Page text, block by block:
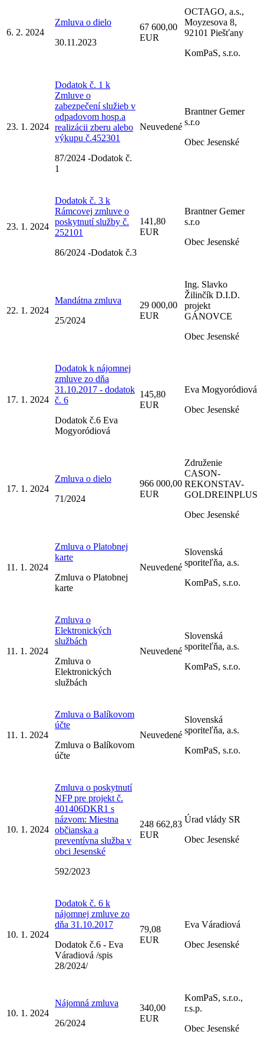
6. 2. 2024
Zmluva o dielo
30.11.2023
67 600,00
EUR
OCTAGO, a.s.,
Moyzesova 8,
92101 Piešťany
KomPaS, s.r.o.
23. 1. 2024
Dodatok č. 1 k
Zmluve o
zabezpečení služieb v
odpadovom hosp.a
realizácii zberu alebo
výkupu č.452301
87/2024 -Dodatok č.
1
Neuvedené
Brantner Gemer
s.r.o
Obec Jesenské
23. 1. 2024
Dodatok č. 3 k
Rámcovej zmluve o
poskytnutí služby č.
252101
86/2024 -Dodatok č.3
141,80
EUR
Brantner Gemer
s.r.o
Obec Jesenské
22. 1. 2024
Mandátna zmluva
25/2024
29 000,00
EUR
Ing. Slavko
Žilinčík D.I.D.
projekt
GÁNOVCE
Obec Jesenské
17. 1. 2024
Dodatok k nájomnej
zmluve zo dňa
31.10.2017 - dodatok
č. 6
Dodatok č.6 Eva
Mogyoródiová
145,80
EUR
Eva Mogyoródiová
Obec Jesenské
17. 1. 2024
Zmluva o dielo
71/2024
966 000,00
EUR
Združenie
CASON-
REKONSTAV-
GOLDREINPLUS
Obec Jesenské
11. 1. 2024
Zmluva o Platobnej
karte
Zmluva o Platobnej
karte
Neuvedené
Slovenská
sporiteľňa, a.s.
KomPaS, s.r.o.
11. 1. 2024
Zmluva o
Elektronických
službách
Zmluva o
Elektronických
službách
Neuvedené
Slovenská
sporiteľňa, a.s.
KomPaS, s.r.o.
11. 1. 2024
Zmluva o Balíkovom
účte
Zmluva o Balíkovom
účte
Neuvedené
Slovenská
sporiteľňa, a.s.
KomPaS, s.r.o.
10. 1. 2024
Zmluva o poskytnutí
NFP pre projekt č.
401406DKR1 s
názvom: Miestna
občianska a
preventívna služba v
obci Jesenské
592/2023
248 662,83
EUR
Úrad vlády SR
Obec Jesenské
10. 1. 2024
Dodatok č. 6 k
nájomnej zmluve zo
dňa 31.10.2017
Dodatok č.6 - Eva
Váradiová /spis
28/2024/
79,08
EUR
Eva Váradiová
Obec Jesenské
10. 1. 2024
Nájomná zmluva
26/2024
340,00
EUR
KomPaS, s.r.o.,
r.s.p.
Obec Jesenské